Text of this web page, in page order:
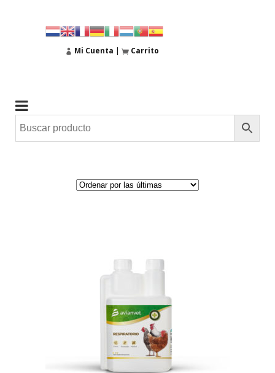
Mi Cuenta | Carrito